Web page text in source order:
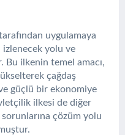
uygulamaya
izlenecek yolu ve
ilkenin temel amacı,
çağdaş
güçlü bir ekonomiye
ilkesi de diğer
çözüm yolu